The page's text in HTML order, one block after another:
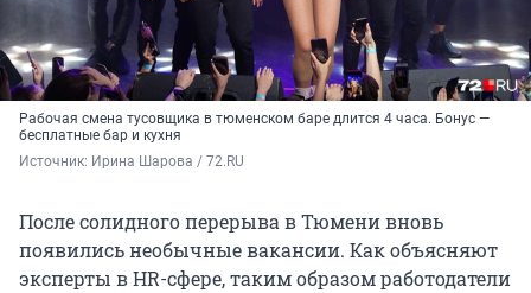
Рабочая смена тусовщика в тюменском баре длится 4 часа. Бонус —
бесплатные бар и кухня
Источник: Ирина Шарова / 72.RU
После солидного перерыва в Тюмени вновь
появились необычные вакансии. Как объясняют
эксперты в HR-сфере, таким образом работодатели